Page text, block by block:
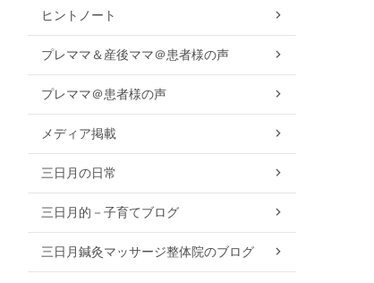
ヒントノート
プレママ＆産後ママ＠患者様の声
プレママ＠患者様の声
メディア掲載
三日月の日常
三日月的－子育てブログ
三日月鍼灸マッサージ整体院のブログ